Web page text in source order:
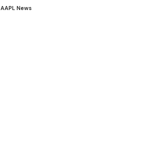
AAPL News